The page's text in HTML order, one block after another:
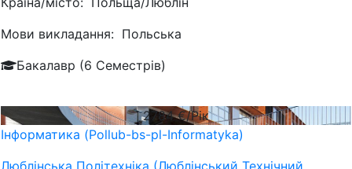
Мови викладання: Польська
Бакалавр (6 Семестрів)
2784€/Рік
Інформатика (Pollub-bs-pl-Informatyka)
Люблiнська Політехніка (Люблінський Технічний